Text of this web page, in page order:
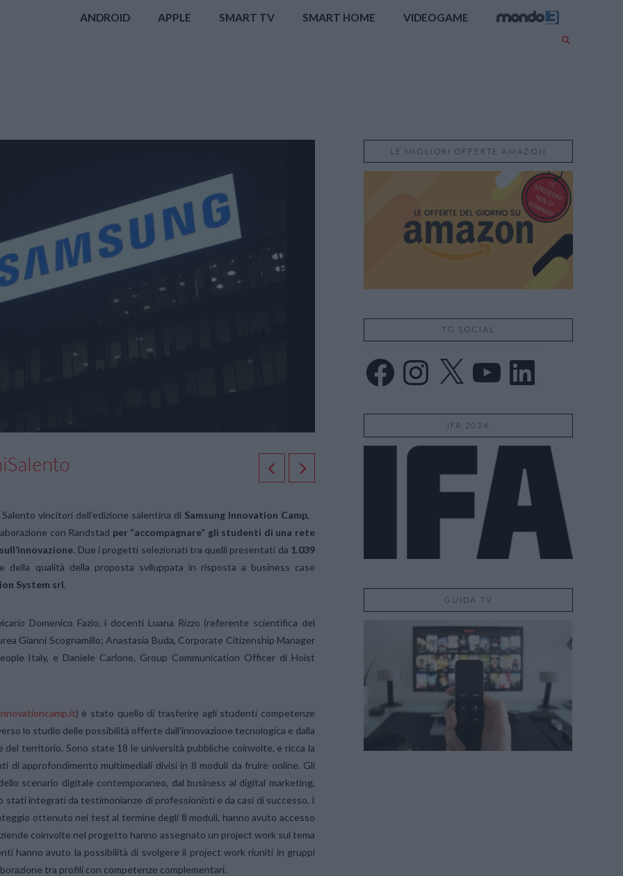
ANDROID APPLE SMART TV SMART HOME VIDEOGAME
vincitori dell’edizione salentina di Samsung Innovation Camp,
con Randstad per “accompagnare” gli studenti di una rete
. Due i progetti selezionati tra quelli presentati da 1.039
della qualità della proposta sviluppata in risposta a business case
System srl.
Domenico Fazio, i docenti Luana Rizzo (referente scientifica del
Gianni Scognamillo; Anastasia Buda, Corporate Citizenship Manager
Italy, e Daniele Carlone, Group Communication Officer di Hoist
) è stato quello di trasferire agli studenti competenze
lo studio delle possibilità offerte dall’innovazione tecnologica e dalla
territorio. Sono state 18 le università pubbliche coinvolte, e ricca la
di approfondimento multimediali divisi in 8 moduli da fruire online. Gli
scenario digitale contemporaneo, dal business al digital marketing,
integrati da testimonianze di professionisti e da casi di successo. I
ottenuto nei test al termine degli 8 moduli, hanno avuto accesso
coinvolte nel progetto hanno assegnato un project work sul tema
hanno avuto la possibilità di svolgere il project work riuniti in gruppi
tra profili con competenze complementari.
LE MIGLIORI OFFERTE AMAZON
TG SOCIAL
Facebook Instagram YouTube LinkedIn
IFA 2026
GUIDA TV